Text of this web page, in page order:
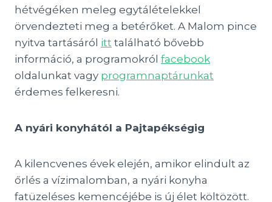
hétvégéken meleg egytálételekkel
örvendezteti meg a betérőket. A Malom pince
nyitva tartásáról itt található bővebb
információ, a programokról facebook
oldalunkat vagy programnaptárunkat
érdemes felkeresni.
A nyári konyhától a Pajtapékségig
A kilencvenes évek elején, amikor elindult az
őrlés a vízimalomban, a nyári konyha
fatüzeléses kemencéjébe is új élet költözött.